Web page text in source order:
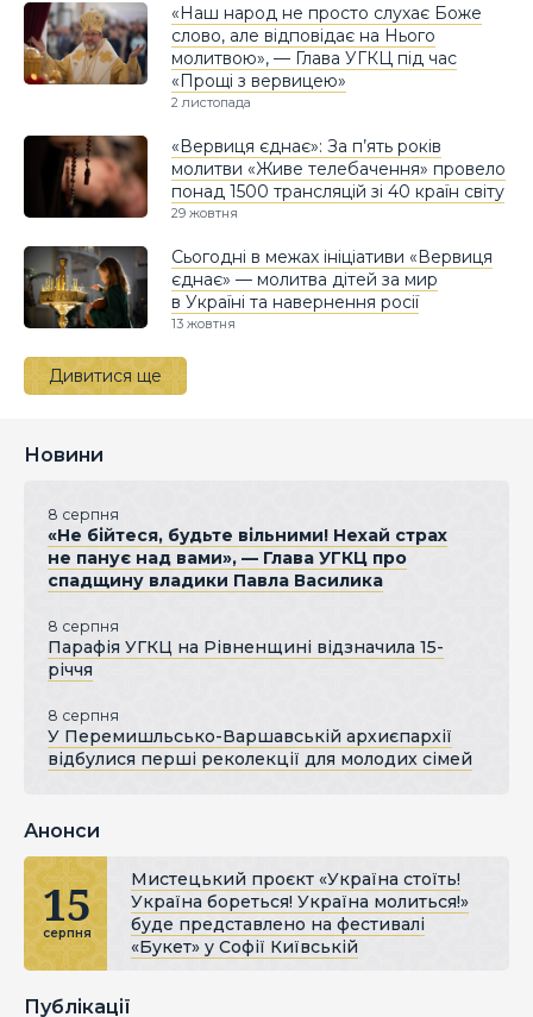
«Наш народ не просто слухає Боже
слово, але відповідає на Нього
молитвою», — Глава УГКЦ під час
«Прощі з вервицею»
2 листопада
«Вервиця єднає»: За п’ять років
молитви «Живе телебачення» провело
понад 1500 трансляцій зі 40 країн світу
29 жовтня
Сьогодні в межах ініціативи «Вервиця
єднає» — молитва дітей за мир
в Україні та навернення росії
13 жовтня
Дивитися ще
Новини
8 серпня
«Не бійтеся, будьте вільними! Нехай страх
не панує над вами», — Глава УГКЦ про
спадщину владики Павла Василика
8 серпня
Парафія УГКЦ на Рівненщині відзначила 15-
річчя
8 серпня
У Перемишльсько-Варшавській архиєпархії
відбулися перші реколекції для молодих сімей
Анонси
15
серпня
Мистецький проєкт «Україна стоїть!
Україна бореться! Україна молиться!»
буде представлено на фестивалі
«Букет» у Софії Київській
Публікації